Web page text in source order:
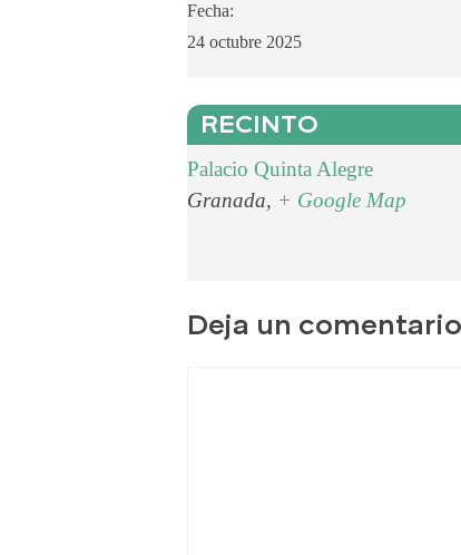
Fecha:
24 octubre 2025
RECINTO
Palacio Quinta Alegre
Granada, + Google Map
Deja un comentario